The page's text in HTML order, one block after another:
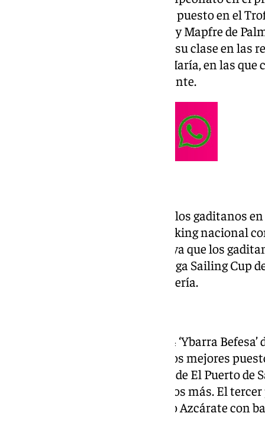
Valencia, al que siguió un tercer puesto en el
sexto en la exigente Copa del Rey Mapfre de
podio en casa con la victoria en su clase en las
Náutica de El Puerto de Santa María, en las
puesto absolutos, respectivamente.
Precisamente los resultados de los gaditanos
los que le permiten ganar el ranking nacional
obtenidos en las siete pruebas, ya que los
dos regatas puntuables; la Málaga Sailing Cup
Coral organizada por el CM Almería.
Lo mismo le ocurre al Dufour 34 ‘Ybarra
del RCMT Punta Umbría, pero los mejores
regatas organizadas por el RCN de El Puerto
segundo puesto con cinco puntos más. El
‘Trebolisimo Dos Asisa’ de Curro Azcárate con